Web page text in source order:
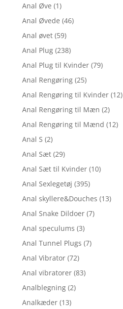
Anal Øve (1)
Anal Øvede (46)
Anal øvet (59)
Anal Plug (238)
Anal Plug til Kvinder (79)
Anal Rengøring (25)
Anal Rengøring til Kvinder (12)
Anal Rengøring til Mæn (2)
Anal Rengøring til Mænd (12)
Anal S (2)
Anal Sæt (29)
Anal Sæt til Kvinder (10)
Anal Sexlegetøj (395)
Anal skyllere&Douches (13)
Anal Snake Dildoer (7)
Anal speculums (3)
Anal Tunnel Plugs (7)
Anal Vibrator (72)
Anal vibratorer (83)
Analblegning (2)
Analkæder (13)